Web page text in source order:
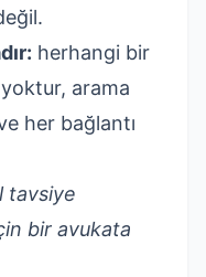
herhangi bir
arama
her bağlantı
tavsiye
bir avukata